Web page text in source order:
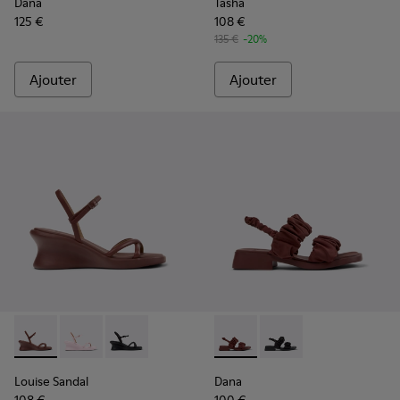
125 €
Ajouter
108 €
135 € -20%
Ajouter
Louise Sandal - K201916-002 - Sandales en cuir bordeaux
Louise Sandal - K201916-003
Louise Sandal - K201916-001
Louise Sandal
Dana - K201894-003 -
Dana - K201894-001
Dana